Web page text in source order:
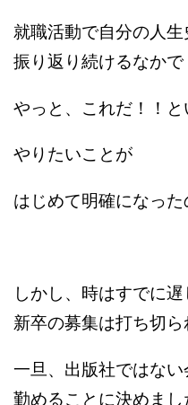
就職活動で自分の人生
振り返り続けるなかで
やっと、これだ！！と
やりたいことが
はじめて明確になった
しかし、時はすでに遅
新卒の募集は打ち切
一旦、出版社ではない
勤めることに決めまし